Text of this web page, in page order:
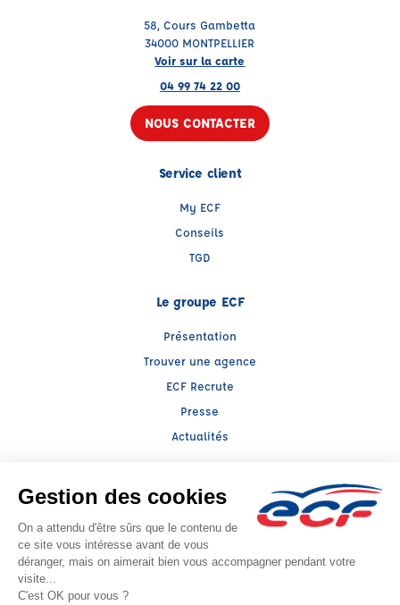
58, Cours Gambetta
34000 MONTPELLIER
Voir sur la carte
04 99 74 22 00
NOUS CONTACTER
Service client
My ECF
Conseils
TGD
Le groupe ECF
Présentation
Trouver une agence
ECF Recrute
Presse
Actualités
Facebook (nouvelle fenêtre)
Instagram (nouvelle fenêtre)
YouTube (nouvelle fenêtre)
TikTok (nouvelle fenêtre)
Raison sociale : SARL BOUSCAREN - Capital social: 76224€
SIREN: 331631739 - Numéro de TVA intracommunautaire: FR 82 331631739
Agrément n°E2403400040